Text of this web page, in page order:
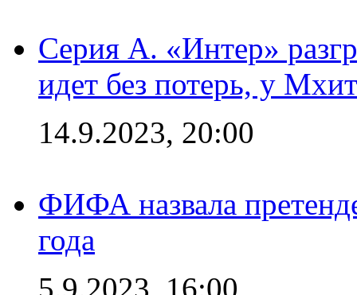
Серия А. «Интер»
идет без потерь, у
14.9.2023, 20:00
ФИФА назвала
года
5.9.2023, 16:00